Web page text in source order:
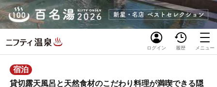
ログイン 履歴 メニュー
宿泊
貸切露天風呂と天然食材のこだわり料理が満喫できる隠